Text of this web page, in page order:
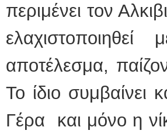
περιμένει τον
αποτέλεσμα,
Το ίδιο συμβαίνει
Γέρα και μόνο η